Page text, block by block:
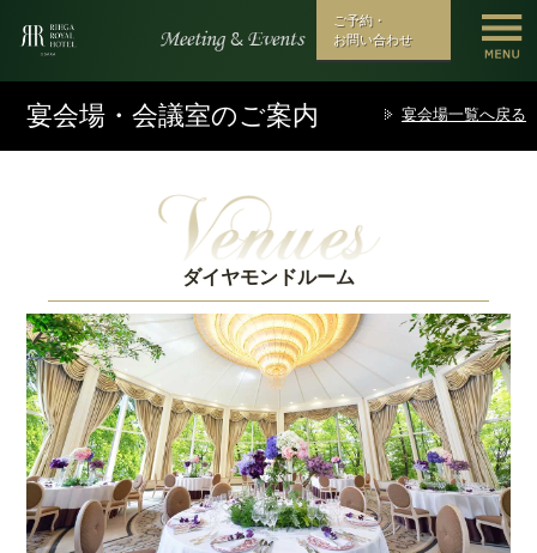
ご予約・
お問い合わせ
宴会場・会議室のご案内 宴会場一覧へ戻る
ダイヤモンドルーム